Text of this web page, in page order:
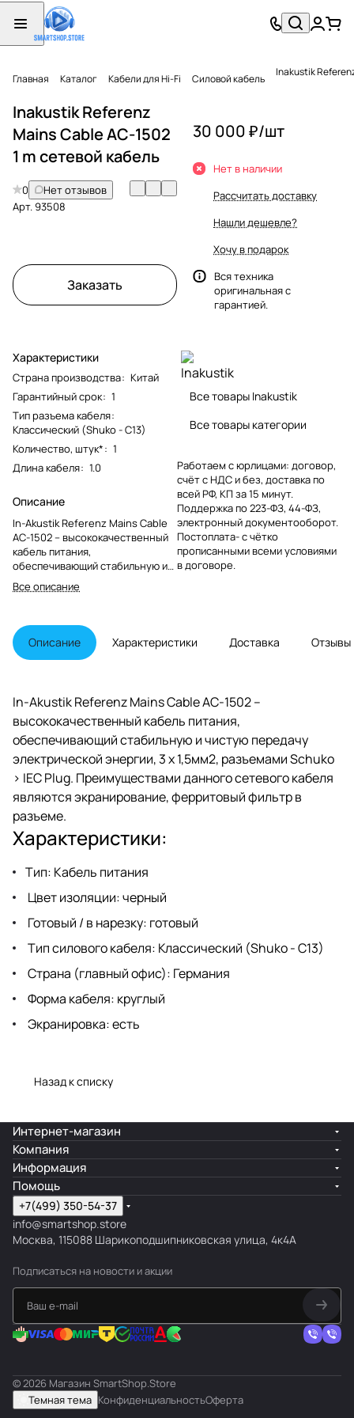
Главная Каталог Кабели для Hi-Fi Силовой кабель Inakustik
Inakustik Referenz
Mains Cable AC-1502
1 m сетевой кабель
0
Нет отзывов
Арт.93508
Заказать
Характеристики
Страна производства: Китай
Гарантийный срок: 1
Тип разъема кабеля:
Классический (Shuko - С13)
Количество, штук*: 1
Длина кабеля: 1.0
Описание
In-Akustik Referenz Mains Cable
AC-1502 – высококачественный
кабель питания,
обеспечивающий стабильную и
чистую передачу электрической
энергии, 3 x 1,5мм2, разъемами
Преимуществами данного
сетевого кабеля являются
экранирование, ферритовый
Все описание
30 000 ₽/шт
Нет в наличии
Рассчитать доставку
Нашли дешевле?
Хочу в подарок
Вся техника
оригинальная с
гарантией.
Все товары Inakustik
Все товары категории
Работаем с юрлицами: договор,
счёт с НДС и без, доставка по
всей РФ, КП за 15 минут.
Поддержка по 223-ФЗ, 44-ФЗ,
электронный документооборот.
Постоплата- с чётко
прописанными всеми условиями
в договоре.
Описание Характеристики Доставка Отзывы
In-Akustik Referenz Mains Cable AC-1502 –
высококачественный кабель питания,
обеспечивающий стабильную и чистую передачу
электрической энергии, 3 x 1,5мм2, разъемами Schuko
> IEC Plug. Преимуществами данного сетевого кабеля
являются экранирование, ферритовый фильтр в
разъеме.
Характеристики:
Тип: Кабель питания
Цвет изоляции: черный
Готовый / в нарезку: готовый
Тип силового кабеля: Классический (Shuko - С13)
Страна (главный офис): Германия
Форма кабеля: круглый
Экранировка: есть
Назад к списку
Интернет-магазин
Компания
Информация
Помощь
+7(499) 350-54-37
info@smartshop.store
Москва, 115088 Шарикоподшипниковская улица, 4к4А
Подписаться на новости и акции
© 2026 Магазин SmartShop.Store
Темная тема КонфиденциальностьОферта